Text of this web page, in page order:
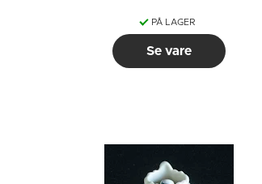
PÅ LAGER
Se vare